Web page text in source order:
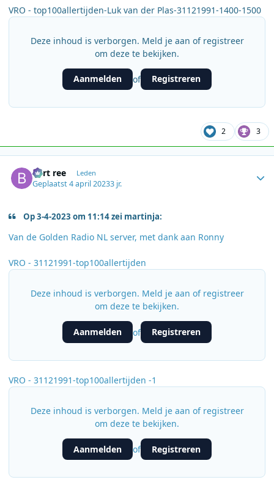
VRO - top100allertijden-Luk van der Plas-31121991-1400-1500
Deze inhoud is verborgen. Meld je aan of registreer
om deze te bekijken.
Aanmelden of Registreren
2 3
bert ree Leden
Geplaatst4 april 20233 jr.
Op 3-4-2023 om 11:14 zei martinja:
Van de Golden Radio NL server, met dank aan Ronny
VRO - 31121991-top100allertijden
Deze inhoud is verborgen. Meld je aan of registreer
om deze te bekijken.
Aanmelden of Registreren
VRO - 31121991-top100allertijden -1
Deze inhoud is verborgen. Meld je aan of registreer
om deze te bekijken.
Aanmelden of Registreren